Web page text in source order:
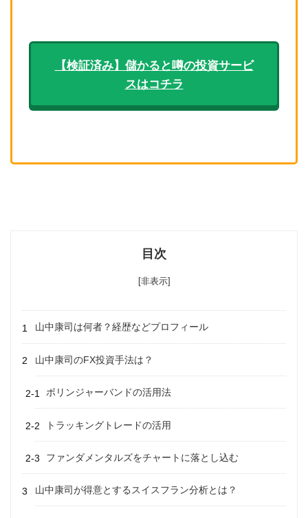
【検証済み】儲かると噂の投資サービ
スはコチラ
目次
[非表示]
山中康司は何者？経歴などプロフィール
山中康司のFX投資手法は？
ボリンジャーバンドの活用法
トラッキングトレードの活用
ファンダメンタルズをチャートに落とし込む
山中康司が得意とするスイスフラン分析とは？